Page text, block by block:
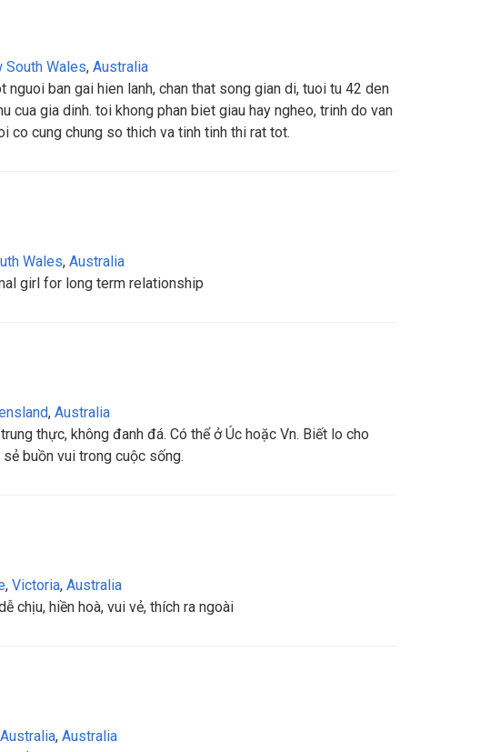
South Wales, Australia
nguoi ban gai hien lanh, chan that song gian di, tuoi tu 42 den
cua gia dinh. toi khong phan biet giau hay ngheo, trinh do van
co cung chung so thich va tinh tinh thi rat tot.
Wales, Australia
girl for long term relationship
, Australia
thực, không đanh đá. Có thể ở Úc hoặc Vn. Biết lo cho
buồn vui trong cuộc sống.
, Victoria, Australia
chịu, hiền hoà, vui vẻ, thích ra ngoài
, Australia